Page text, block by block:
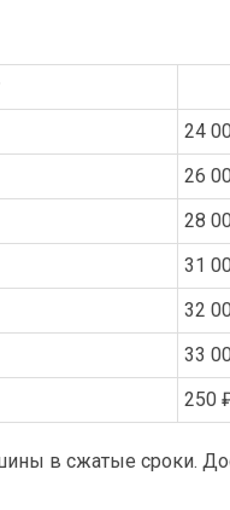
24
26
28
31
32
33
250
в сжатые сроки.